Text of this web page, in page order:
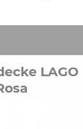
LAGO